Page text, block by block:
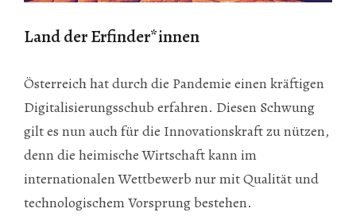
Land der Erfinder*innen
Österreich hat durch die Pandemie einen kräftigen
Digitalisierungsschub erfahren. Diesen Schwung
gilt es nun auch für die Innovationskraft zu nützen,
denn die heimische Wirtschaft kann im
internationalen Wettbewerb nur mit Qualität und
technologischem Vorsprung bestehen.